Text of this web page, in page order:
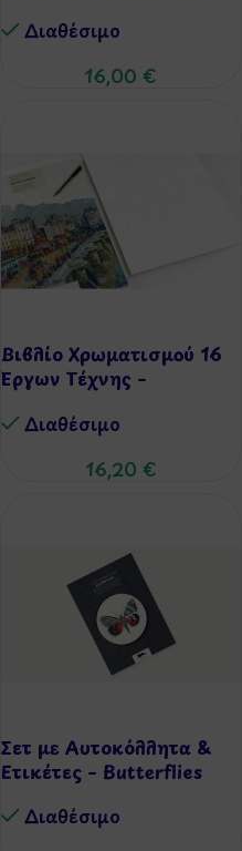
Διαθέσιμo
16,00 €
Βιβλίο Χρωματισμού 16
Έργων Τέχνης –
Διαθέσιμo
16,20 €
Σετ με Αυτοκόλλητα &
Ετικέτες – Butterflies
Διαθέσιμo